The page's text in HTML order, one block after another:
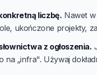
liczbę. Nawet
ukończone projekty,
z ogłoszenia.
na „infra". Używaj